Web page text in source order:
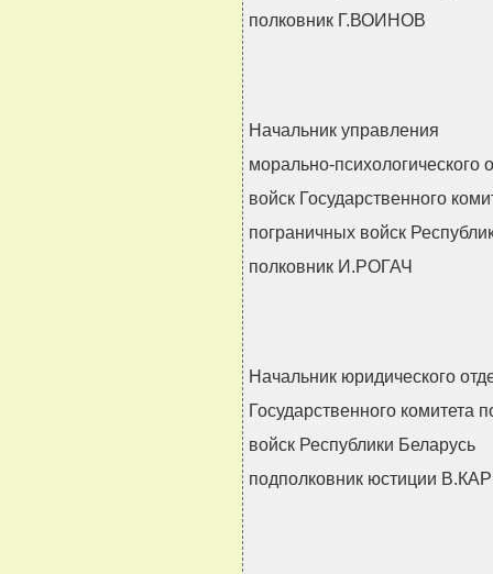
полковник Г.ВОИНОВ
Начальник управления
морально-психологического
войск Государственного
пограничных войск
полковник И.РОГАЧ
Начальник юридического
Государственного комитета
войск Республики Беларусь
подполковник юстиции